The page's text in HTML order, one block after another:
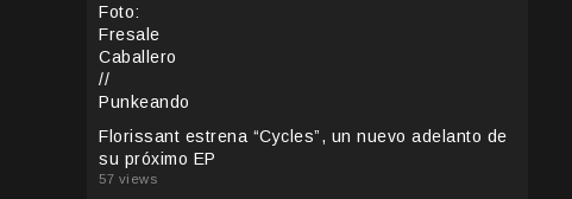
Florissant estrena “Cycles”, un nuevo adelanto de
su próximo EP
57 views